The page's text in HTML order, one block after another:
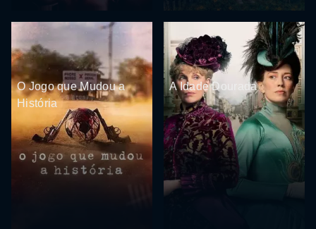
O Jogo que Mudou a
História
A Idade Dourada